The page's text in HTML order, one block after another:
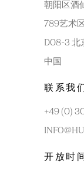
朝阳区酒
789艺术
D08-3 北
中国
联系我们
+49 (0)
开放时间